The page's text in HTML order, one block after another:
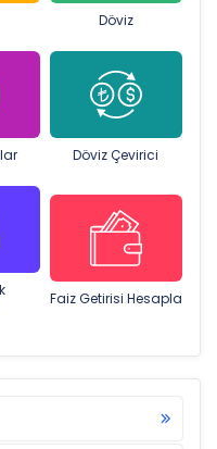
Döviz
Döviz Çevirici
Faiz Getirisi Hesapla